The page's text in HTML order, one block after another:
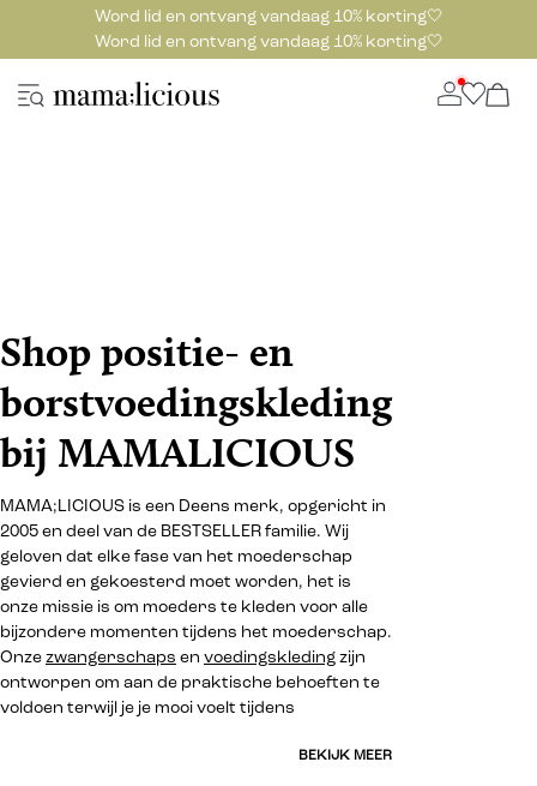
Word lid en ontvang vandaag 10% korting🤍
Word lid en ontvang vandaag 10% korting🤍
Shop positie- en
borstvoedingskleding
bij MAMALICIOUS
MAMA;LICIOUS is een Deens merk, opgericht in
2005 en deel van de BESTSELLER familie. Wij
geloven dat elke fase van het moederschap
gevierd en gekoesterd moet worden, het is
onze missie is om moeders te kleden voor alle
bijzondere momenten tijdens het moederschap.
Onze zwangerschaps en voedingskleding zijn
ontworpen om aan de praktische behoeften te
voldoen terwijl je je mooi voelt tijdens
BEKIJK MEER